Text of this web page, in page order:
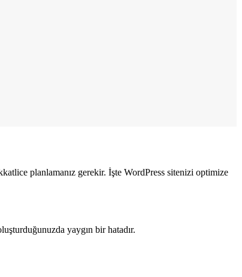
planlamanız gerekir. İşte WordPress sitenizi optimize
yaygın bir hatadır.